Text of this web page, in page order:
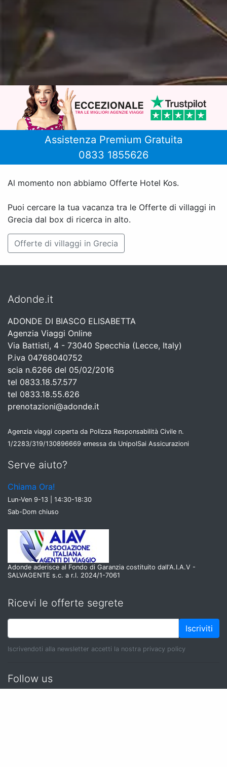
Assistenza Premium Gratuita
0833 1855626
Al momento non abbiamo Offerte Hotel Kos.
Puoi cercare la tua vacanza tra le Offerte di villaggi in
Grecia dal box di ricerca in alto.
Offerte di villaggi in Grecia
Adonde.it
ADONDE DI BIASCO ELISABETTA
Agenzia Viaggi Online
Via Battisti, 4 - 73040 Specchia (Lecce, Italy)
P.iva 04768040752
scia n.6266 del 05/02/2016
tel 0833.18.57.577
tel 0833.18.55.626
prenotazioni@adonde.it
Agenzia viaggi coperta da Polizza Responsabilità Civile n.
1/2283/319/130896669 emessa da UnipolSai Assicurazioni
Serve aiuto?
Chiama Ora!
Lun-Ven 9-13 | 14:30-18:30
Sab-Dom chiuso
Adonde aderisce al Fondo di Garanzia costituito dall'A.I.A.V -
SALVAGENTE s.c. a r.l. 2024/1-7061
Ricevi le offerte segrete
Iscriviti
Iscrivendoti alla newsletter accetti la nostra privacy policy
Follow us